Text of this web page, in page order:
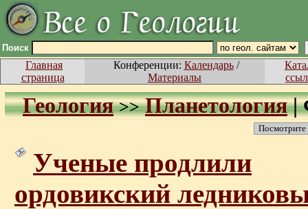
Поиск
Главная
страница
Конференции: Календарь/
Материалы
Геология >> Планетология|
Посмотрите
Ученые продлили
ордовикский